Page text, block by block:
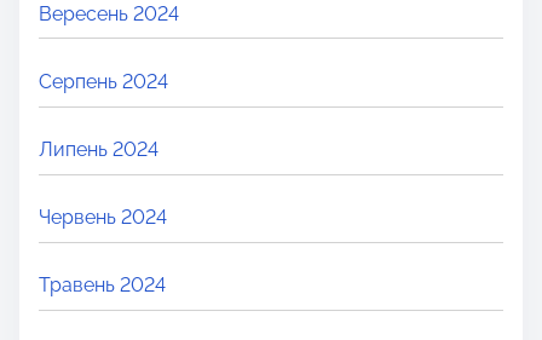
Вересень 2024
Серпень 2024
Липень 2024
Червень 2024
Травень 2024